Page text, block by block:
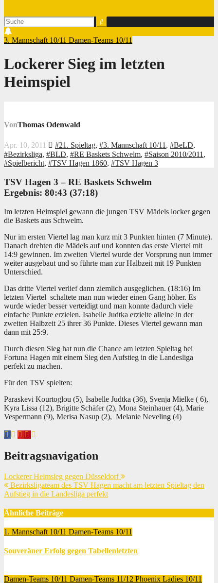
3. Mannschaft 10/11 Damen-Teams 10/11
Lockerer Sieg im letzten
Heimspiel
VonThomas Odenwald
Apr. 10, 2011 #21. Spieltag, #3. Mannschaft 10/11, #BeLD,
#Bezirksliga, #BLD, #RE Baskets Schwelm, #Saison 2010/2011,
#Spielbericht, #TSV Hagen 1860, #TSV Hagen 3
TSV Hagen 3 – RE Baskets Schwelm
Ergebnis: 80:43 (37:18)
Im letzten Heimspiel gewann die jungen TSV Mädels locker gegen
die Baskets aus Schwelm.
Nur im ersten Viertel lag man kurz mit 3 Punkten hinten (7 Minute).
Danach drehten die Mädels auf und konnten das erste Viertel mit
14:9 gewinnen. Im zweiten Viertel wurde der Vorsprung nun immer
weiter ausgebaut und so führte man zur Halbzeit mit 19 Punkten
Unterschied.
Das dritte Viertel verlief dann ziemlich ausgeglichen. (18:16) Im
letzten Viertel schaltete man nun wieder einen Gang höher. Es
wurde wieder besser verteidigt und man konnte dadurch viele
einfache Punkte erzielen. Isabelle Judtka erzielte alleine in der
zweiten Halbzeit 25 ihrer 36 Punkte. Dieses Viertel gewann man
dann mit 25:9.
Durch diesen Sieg hat nun die Chance am letzten Spieltag bei
Fortuna Hagen mit einem Sieg den Aufstieg in die Landesliga
perfekt zu machen.
Für den TSV spielten:
Paraskevi Kourtoglou (5), Isabelle Judtka (36), Svenja Mielke ( 6),
Kyra Lissa (12), Brigitte Schäfer (2), Mona Steinhauer (4), Marie
Vespermann (9), Merisa Nasup (2), Melanie Neveling (4)
Beitragsnavigation
Lockerer Heimsieg gegen Düsseldorf
Bezirksligateam des TSV Hagen macht am letzten Spieltag den
Aufstieg in die Landesliga perfekt
Ähnliche Beiträge
1. Mannschaft 10/11 Damen-Teams 10/11
Souveräner Erfolg gegen Tabellenletzten
Damen-Teams 10/11 Damen-Teams 11/12 Phoenix Ladies 10/11